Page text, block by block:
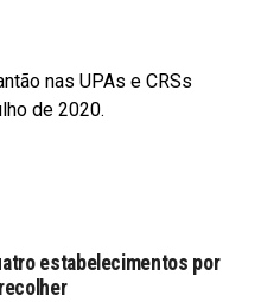
nas UPAs e CRSs
de 2020.
estabelecimentos por